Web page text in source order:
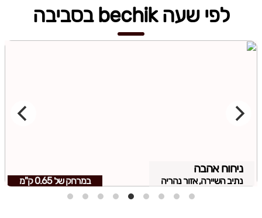
לפי שעה bechik בסביבה
ניחוח אהבה
נתיב השיירה, אזור נהריה במרחק של 0.65 ק"מ